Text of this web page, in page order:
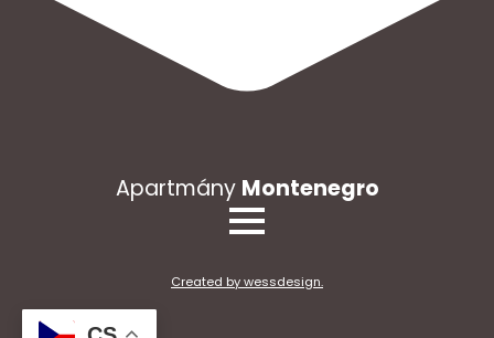
Apartmány Montenegro
Created by wessdesign.